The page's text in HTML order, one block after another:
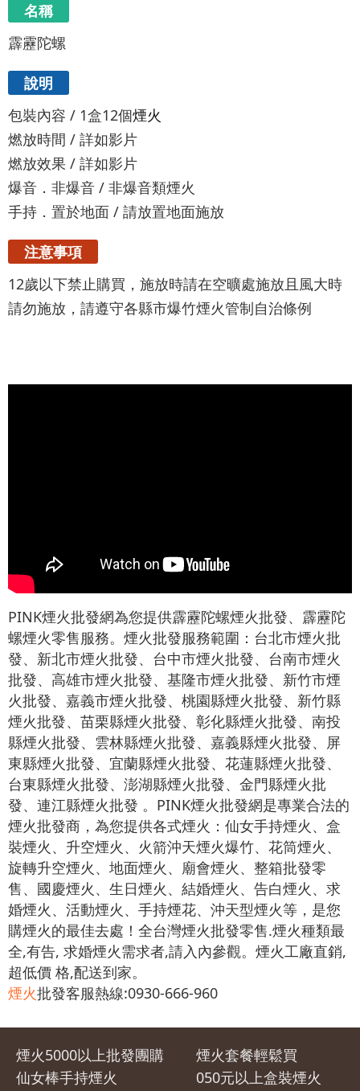
名稱
霹靂陀螺
說明
包裝內容 / 1盒12個煙火
燃放時間 / 詳如影片
燃放效果 / 詳如影片
爆音．非爆音 / 非爆音類煙火
手持．置於地面 / 請放置地面施放
注意事項
12歲以下禁止購買，施放時請在空曠處施放且風大時
請勿施放，請遵守各縣市爆竹煙火管制自治條例
PINK煙火批發網為您提供霹靂陀螺煙火批發、霹靂陀
螺煙火零售服務。煙火批發服務範圍：台北市煙火批
發、新北市煙火批發、台中市煙火批發、台南市煙火
批發、高雄市煙火批發、基隆市煙火批發、新竹市煙
火批發、嘉義市煙火批發、桃園縣煙火批發、新竹縣
煙火批發、苗栗縣煙火批發、彰化縣煙火批發、南投
縣煙火批發、雲林縣煙火批發、嘉義縣煙火批發、屏
東縣煙火批發、宜蘭縣煙火批發、花蓮縣煙火批發、
台東縣煙火批發、澎湖縣煙火批發、金門縣煙火批
發、連江縣煙火批發 。PINK煙火批發網是專業合法的
煙火批發商，為您提供各式煙火：仙女手持煙火、盒
裝煙火、升空煙火、火箭沖天煙火爆竹、花筒煙火、
旋轉升空煙火、地面煙火、廟會煙火、整箱批發零
售、國慶煙火、生日煙火、結婚煙火、告白煙火、求
婚煙火、活動煙火、手持煙花、沖天型煙火等，是您
購煙火的最佳去處！全台灣煙火批發零售.煙火種類最
全,有告, 求婚煙火需求者,請入內參觀。煙火工廠直銷,
超低價 格,配送到家。
煙火批發客服熱線:0930-666-960
煙火5000以上批發團購
煙火套餐輕鬆買
仙女棒手持煙火
050元以上盒裝煙火